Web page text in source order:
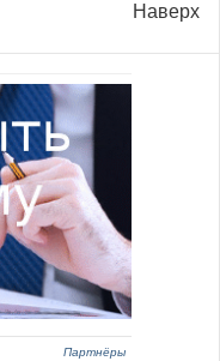
Наверх
Партнёры